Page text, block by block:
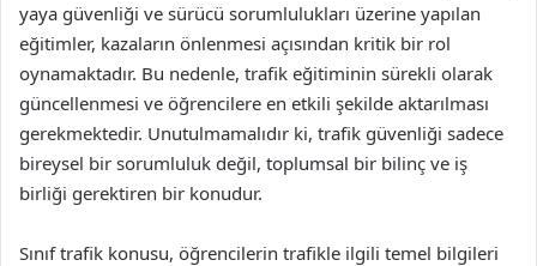
yaya güvenliği ve sürücü sorumlulukları üzerine yapılan
eğitimler, kazaların önlenmesi açısından kritik bir rol
oynamaktadır. Bu nedenle, trafik eğitiminin sürekli olarak
güncellenmesi ve öğrencilere en etkili şekilde aktarılması
gerekmektedir. Unutulmamalıdır ki, trafik güvenliği sadece
bireysel bir sorumluluk değil, toplumsal bir bilinç ve iş
birliği gerektiren bir konudur.
Sınıf trafik konusu, öğrencilerin trafikle ilgili temel bilgileri